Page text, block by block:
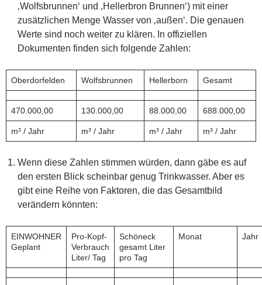
‚Wolfsbrunnen‘ und ‚Hellerbron Brunnen‘) mit einer
zusätzlichen Menge Wasser von ‚außen‘. Die genauen
Werte sind noch weiter zu klären. In offiziellen
Dokumenten finden sich folgende Zahlen:
Oberdorfelden Wolfsbrunnen Hellerborn Gesamt
470.000,00 130.000,00 88.000,00 688.000,00
m³ / Jahr m³ / Jahr m³ / Jahr m³ / Jahr
Wenn diese Zahlen stimmen würden, dann gäbe es auf
den ersten Blick scheinbar genug Trinkwasser. Aber es
gibt eine Reihe von Faktoren, die das Gesamtbild
verändern könnten:
EINWOHNER
Geplant
Pro-Kopf-
Verbrauch
Liter/ Tag
Schöneck
gesamt Liter
pro Tag
Monat Jahr